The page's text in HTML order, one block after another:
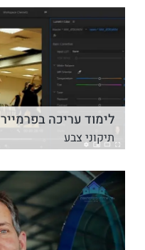
לימוד עריכה בפרמייר
תיקוני צבע